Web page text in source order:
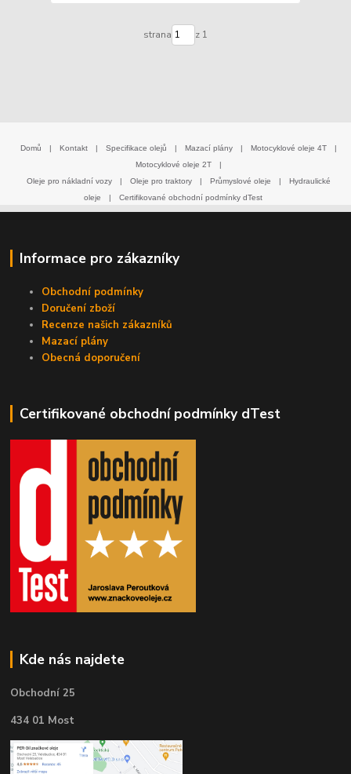
strana z 1
Domů | Kontakt | Specifikace olejů | Mazací plány | Motocyklové oleje 4T
|
Motocyklové oleje 2T
|
Oleje pro nákladní vozy
| Oleje pro traktory | Průmyslové oleje |
Hydraulické
oleje
| Certifikované obchodní podmínky dTest
Informace pro zákazníky
Obchodní podmínky
Doručení zboží
Recenze našich zákazníků
Mazací plány
Obecná doporučení
Certifikované obchodní podmínky dTest
Kde nás najdete
Obchodní 25
434 01 Most